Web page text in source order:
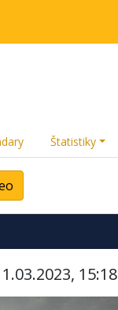
Štatistiky
15:18